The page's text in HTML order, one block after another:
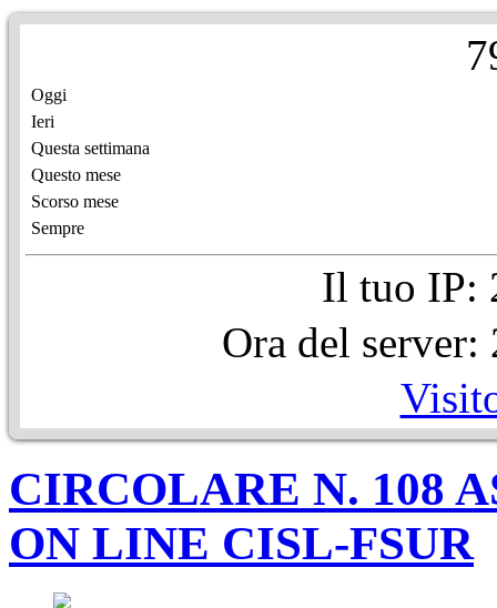
7
Oggi
Ieri
Questa settimana
Questo mese
Scorso mese
Sempre
Il tuo IP:
Ora del
CIRCOLARE N. 108
ON LINE CISL-FSUR